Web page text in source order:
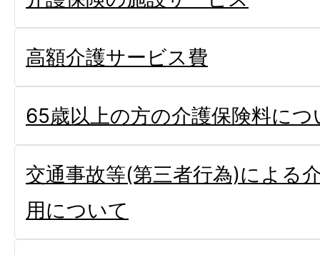
高額介護サービス費
65歳以上の方の介護保険料につ
交通事故等(第三者行為)による
用について